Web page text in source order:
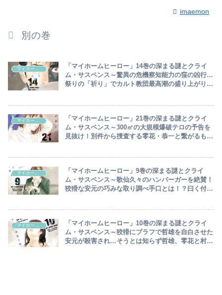
imaemon
別の巻
マイホームヒーロー
「マイホームヒーロー」14巻の深まる謎とクライ
ム・サスペンス～驚異の危機察知能力の窪の凶行…
祭りの「祈り」でカルト教団最高潮の盛り上がり！
マイホームヒーロー
「マイホームヒーロー」21巻の深まる謎とクライ
ム・サスペンス～300㎥の大規模爆破テロの予告を
見抜け！別件から捜査する零花・恭一と繋がるも哲
マイホームヒーロー
「マイホームヒーロー」9巻の深まる謎とクライ
ム・サスペンス～歌仙久々のハンバーガーを絶賛！
狡猾な安元の巧みな取り調べ手口とは！？曰く付き
マイホームヒーロー
「マイホームヒーロー」10巻の深まる謎とクライ
ム・サスペンス～狡猾にブラフで哲雄を自白させた
安元が殺害され…そうとは知らず哲雄、零花と村へ